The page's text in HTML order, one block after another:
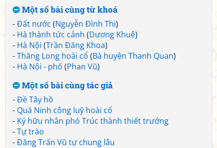
Một số bài cùng từ khoá
-Đất nước (Nguyễn Đình Thi)
- Hà thành tức cảnh (Dương Khuê)
- Hà Nội (Trần Đăng Khoa)
-Thăng Long hoài cổ (Bà huyện Thanh Quan)
- Hà Nội - phố (Phan Vũ)
Một số bài cùng tác giả
-Đề Tây hồ
- Quá Ninh công luỹ hoài cổ
- Ký hữu nhân phó Trúc thành thiết trướng
-Tự trào
-Đăng Trấn Vũ tự chung lâu